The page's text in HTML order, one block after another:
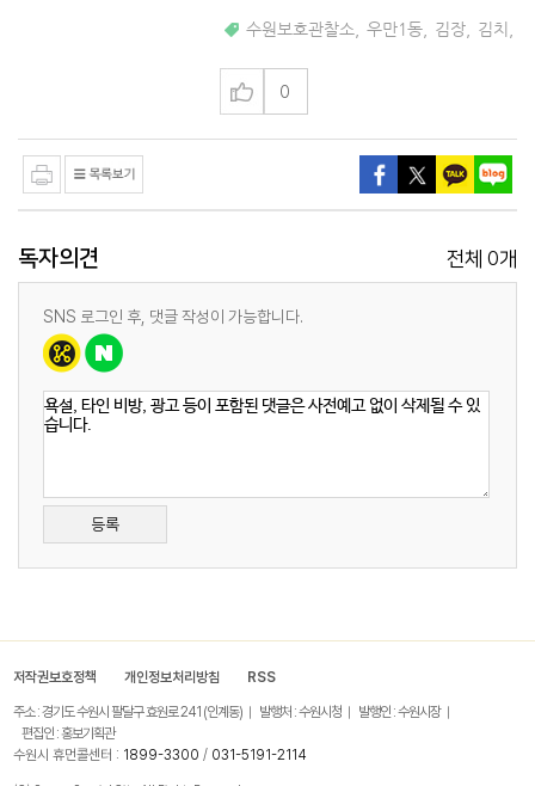
수원보호관찰소 우만1동 김장 김치
0
독자의견 전체 0개
SNS 로그인 후, 댓글 작성이 가능합니다.
등록
저작권보호정책 개인정보처리방침 RSS
주소 : 경기도 수원시 팔달구 효원로 241 (인계동) 발행처 : 수원시청
발행인 : 수원시장
편집인 : 홍보기획관
수원시 휴먼콜센터 : 1899-3300 / 031-5191-2114